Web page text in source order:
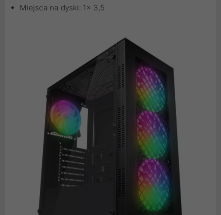
Miejsca na dyski: 1x 3,5